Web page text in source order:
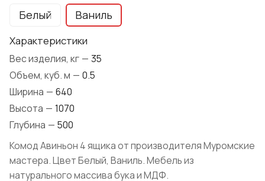
Белый Ваниль
Характеристики
Вес изделия, кг — 35
Объем, куб. м — 0.5
Ширина — 640
Высота — 1070
Глубина — 500
Комод Авиньон 4 ящика от производителя Муромские
мастера. Цвет Белый, Ваниль. Мебель из
натурального массива бука и МДФ.